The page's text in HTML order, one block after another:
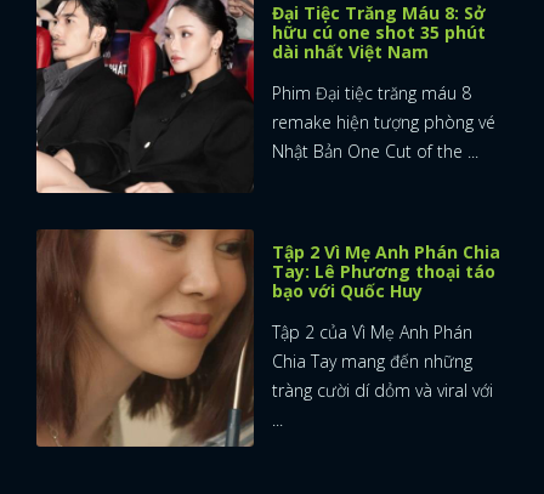
Đại Tiệc Trăng Máu 8: Sở
hữu cú one shot 35 phút
dài nhất Việt Nam
Phim Đại tiệc trăng máu 8
remake hiện tượng phòng vé
Nhật Bản One Cut of the ...
Tập 2 Vì Mẹ Anh Phán Chia
Tay: Lê Phương thoại táo
bạo với Quốc Huy
Tập 2 của Vì Mẹ Anh Phán
Chia Tay mang đến những
tràng cười dí dỏm và viral với
...